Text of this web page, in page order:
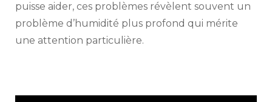
puisse aider, ces problèmes révèlent souvent un
problème d’humidité plus profond qui mérite
une attention particulière.